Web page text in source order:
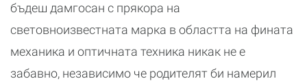
бъдеш дамгосан с прякора на
световноизвестната марка в областта на фината
механика и оптичната техника никак не е
забавно, независимо че родителят би намерил